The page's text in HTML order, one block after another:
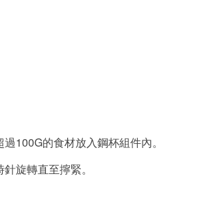
100g
100G的食材放入鋼杯組件內。
旋轉直至擰緊。